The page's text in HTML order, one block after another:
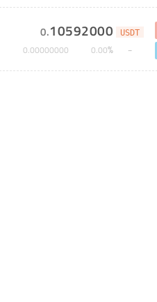
0.10592000 USDT
0.00000000 0.00%